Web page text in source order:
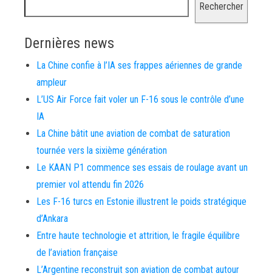
Rechercher
Dernières news
La Chine confie à l’IA ses frappes aériennes de grande
ampleur
L’US Air Force fait voler un F-16 sous le contrôle d’une
IA
La Chine bâtit une aviation de combat de saturation
tournée vers la sixième génération
Le KAAN P1 commence ses essais de roulage avant un
premier vol attendu fin 2026
Les F-16 turcs en Estonie illustrent le poids stratégique
d’Ankara
Entre haute technologie et attrition, le fragile équilibre
de l’aviation française
L’Argentine reconstruit son aviation de combat autour